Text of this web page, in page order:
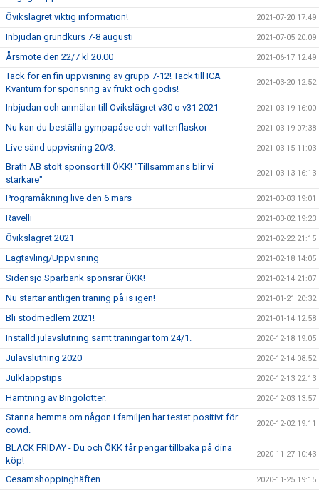
Övikslägret viktig information! 2021-07-20 17:49
Inbjudan grundkurs 7-8 augusti 2021-07-05 20:09
Årsmöte den 22/7 kl 20.00 2021-06-17 12:49
Tack för en fin uppvisning av grupp 7-12! Tack till ICA
Kvantum för sponsring av frukt och godis!
2021-03-20 12:52
Inbjudan och anmälan till Övikslägret v30 o v31 2021 2021-03-19 16:00
Nu kan du beställa gympapåse och vattenflaskor 2021-03-19 07:38
Live sänd uppvisning 20/3. 2021-03-15 11:03
Brath AB stolt sponsor till ÖKK! "Tillsammans blir vi
starkare"
2021-03-13 16:13
Programåkning live den 6 mars 2021-03-03 19:01
Ravelli 2021-03-02 19:23
Övikslägret 2021 2021-02-22 21:15
Lagtävling/Uppvisning 2021-02-18 14:05
Sidensjö Sparbank sponsrar ÖKK! 2021-02-14 21:07
Nu startar äntligen träning på is igen! 2021-01-21 20:32
Bli stödmedlem 2021! 2021-01-14 12:58
Inställd julavslutning samt träningar tom 24/1. 2020-12-18 19:05
Julavslutning 2020 2020-12-14 08:52
Julklappstips 2020-12-13 22:13
Hämtning av Bingolotter. 2020-12-03 13:57
Stanna hemma om någon i familjen har testat positivt för
covid.
2020-12-02 19:11
BLACK FRIDAY - Du och ÖKK får pengar tillbaka på dina
köp!
2020-11-27 10:43
Cesamshoppinghäften 2020-11-25 19:15